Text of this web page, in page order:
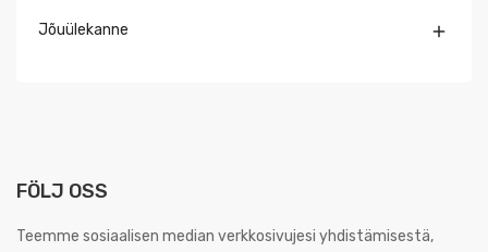
Jõuülekanne 
FÖLJ OSS
Teemme sosiaalisen median verkkosivujesi yhdistämisestä,